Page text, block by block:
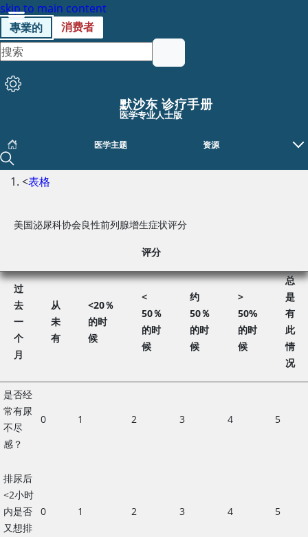
skip to main content
專業的
消费者
默沙东 诊疗手册
医学专业人士版
医学主题 资源
<表格
美国泌尿科协会良性前列腺增生症状评分
美国泌尿科协会良性前列腺增生症状评分
评分
过
去
一
个
月
从
未
有
<20％
的时
候
<
50％
的时
候
约
50％
的时
候
>
50%
的时
候
总
是
有
此
情
况
是否经
常有尿
不尽
感？
0 1 2 3 4 5
排尿后
<2小时
内是否
又想排
0 1 2 3 4 5